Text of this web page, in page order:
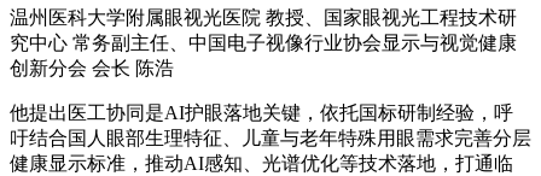
温州医科大学附属眼视光医院 教授、国家眼视光工程技术研
究中心 常务副主任、中国电子视像行业协会显示与视觉健康
创新分会 会长 陈浩
他提出医工协同是AI护眼落地关键，依托国标研制经验，呼
吁结合国人眼部生理特征、儿童与老年特殊用眼需求完善分层
健康显示标准，推动AI感知、光谱优化等技术落地，打通临